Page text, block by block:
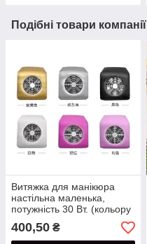
Подібні товари компанії
Витяжка для манікюра
настільна маленька,
потужність 30 Вт. (кольору
400,50 ₴